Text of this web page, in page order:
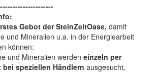
Gebot der SteinZeitOase, damit
und Mineralien u.a. in der Energiearbeit
können:
und Mineralien werden einzeln per
bei speziellen Händlern ausgesucht,